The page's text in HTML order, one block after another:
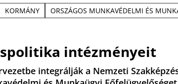
KORMÁNY ORSZÁGOS MUNKAVÉDELMI ÉS
intézményeit
integrálják a Nemzeti